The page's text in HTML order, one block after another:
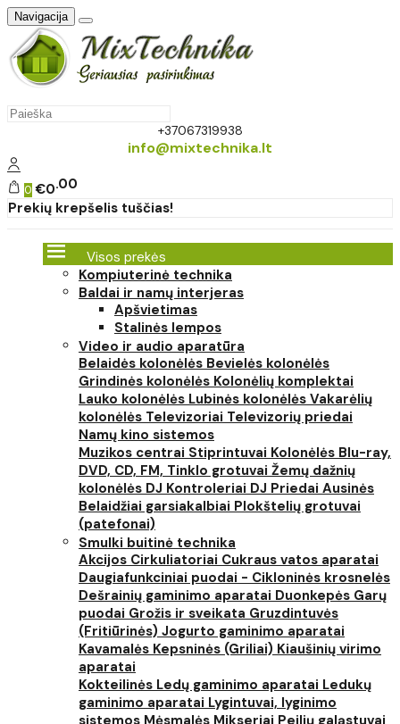
Navigacija
+37067319938
info@mixtechnika.lt
0 €0 00
Prekių krepšelis tuščias!
Visos prekės
Kompiuterinė technika
Baldai ir namų interjeras
Apšvietimas
Stalinės lempos
Video ir audio aparatūra
Belaidės kolonėlės Bevielės kolonėlės
Grindinės kolonėlės Kolonėlių komplektai
Lauko kolonėlės Lubinės kolonėlės Vakarėlių
kolonėlės Televizoriai Televizorių priedai
Namų kino sistemos
Muzikos centrai Stiprintuvai Kolonėlės Blu-ray,
DVD, CD, FM, Tinklo grotuvai Žemų dažnių
kolonėlės DJ Kontroleriai DJ Priedai Ausinės
Belaidžiai garsiakalbiai Plokštelių grotuvai
(patefonai)
Smulki buitinė technika
Akcijos Cirkuliatoriai Cukraus vatos aparatai
Daugiafunkciniai puodai - Cikloninės krosnelės
Dešrainių gaminimo aparatai Duonkepės Garų
puodai Grožis ir sveikata Gruzdintuvės
(Fritiūrinės) Jogurto gaminimo aparatai
Kavamalės Kepsninės (Griliai) Kiaušinių virimo
aparatai
Kokteilinės Ledų gaminimo aparatai Ledukų
gaminimo aparatai Lygintuvai, lyginimo
sistemos Mėsmalės Mikseriai Peilių galąstuvai